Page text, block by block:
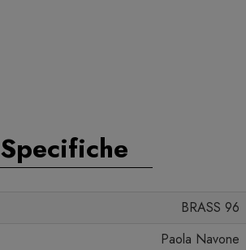
Specifiche
BRASS 96
Paola Navone